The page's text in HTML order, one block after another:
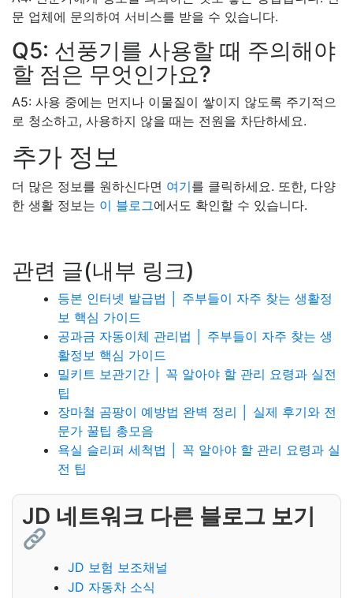
문 업체에 문의하여 서비스를 받을 수 있습니다.
Q5: 선풍기를 사용할 때 주의해야
할 점은 무엇인가요?
A5: 사용 중에는 먼지나 이물질이 쌓이지 않도록 주기적으
로 청소하고, 사용하지 않을 때는 전원을 차단하세요.
추가 정보
더 많은 정보를 원하신다면 여기를 클릭하세요. 또한, 다양
한 생활 정보는 이 블로그에서도 확인할 수 있습니다.
관련 글(내부 링크)
등본 인터넷 발급법 │ 주부들이 자주 찾는 생활정
보 핵심 가이드
공과금 자동이체 관리법 │ 주부들이 자주 찾는 생
활정보 핵심 가이드
밀키트 보관기간 │ 꼭 알아야 할 관리 요령과 실전
팁
장마철 곰팡이 예방법 완벽 정리 │ 실제 후기와 전
문가 꿀팁 총모음
욕실 슬리퍼 세척법 │ 꼭 알아야 할 관리 요령과 실
전 팁
JD 네트워크 다른 블로그 보기
JD 보험 보조채널
JD 자동차 소식